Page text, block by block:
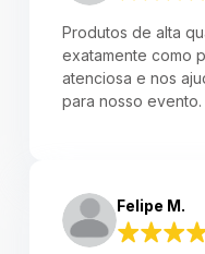
Produtos de alta
exatamente como
atenciosa e nos
para nosso evento.
Felipe M.